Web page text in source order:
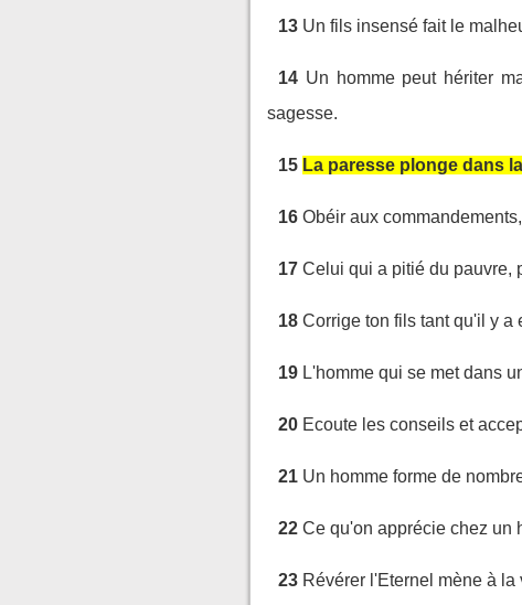
13 Un fils insensé fait le
14 Un homme peut hériter
sagesse.
15 La paresse plonge dans
16 Obéir aux
17 Celui qui a pitié du pauvre,
18 Corrige ton fils tant qu'il y a
19 L'homme qui se met dans
20 Ecoute les conseils et
21 Un homme forme de
22 Ce qu'on apprécie chez un
23 Révérer l'Eternel mène à